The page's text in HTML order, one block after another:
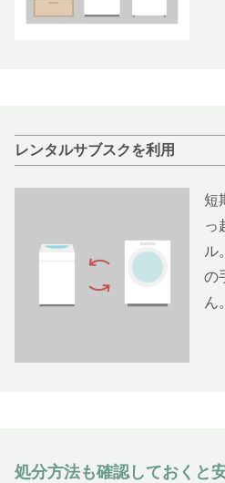
レンタルサブスクを利用
短
っ
ル
の
ん。
処分方法も確認しておくと